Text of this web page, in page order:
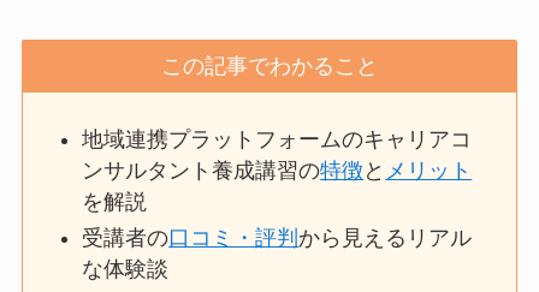
この記事でわかること
地域連携プラットフォームのキャリアコ
ンサルタント養成講習の特徴 と メリット
を解説
受講者の口コミ・評判 から見えるリアル
な体験談